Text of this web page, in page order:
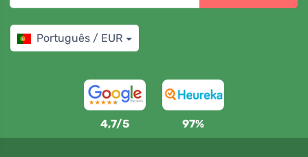
Português / EUR
4,7/5 97%